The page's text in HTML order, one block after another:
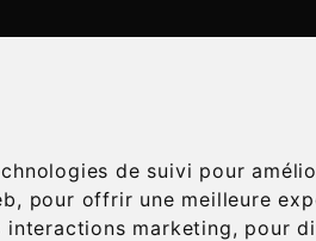
de suivi pour
, pour offrir une meilleure
marketing, pour